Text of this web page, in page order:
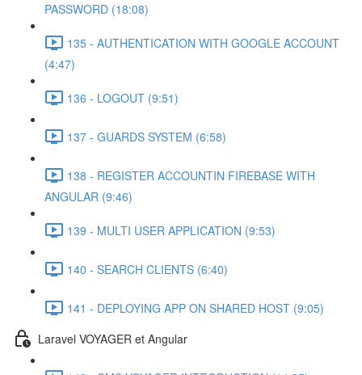
PASSWORD (18:08)
135 - AUTHENTICATION WITH GOOGLE ACCOUNT
(4:47)
136 - LOGOUT (9:51)
137 - GUARDS SYSTEM (6:58)
138 - REGISTER ACCOUNTIN FIREBASE WITH
ANGULAR (9:46)
139 - MULTI USER APPLICATION (9:53)
140 - SEARCH CLIENTS (6:40)
141 - DEPLOYING APP ON SHARED HOST (9:05)
Laravel VOYAGER et Angular